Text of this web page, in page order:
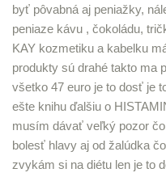
byť pôvabná aj peniažky,
peniaze kávu , čokoládu,
KAY kozmetiku a kabelku
produkty sú drahé takto ma
všetko 47 euro je to dosť je
ešte knihu ďalšiu o
musím dávať veľký pozor
bolesť hlavy aj od žalúdka
zvykám si na diétu len je to